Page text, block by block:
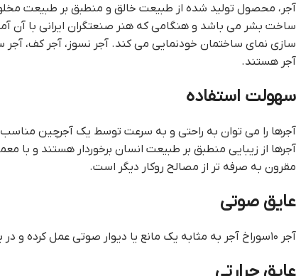
آجر، محصول تولید شده از طبیعت خالق و منطبق بر طبیعت مخلوق ، آجر ۱۰سوراخ یکی از قدیمی ترین
ساخت بشر می باشد و هنگامی که هنر صنعتگران ایرانی با آن
سازی نمای ساختمان خودنمایی می کند. آجر نسوز، آجر کف، آجر سنتی و آجر لفتون یا آجر
آجر هستند.
سهولت استفاده
آجرها را می توان به راحتی و به سرعت توسط یک آجرچین
آجرها از زیبایی منطبق بر طبیعت انسان برخوردار هستند و با معماری جاری تطابق
مقرون به صرفه تر از مصالح روکار دیگر است.
عایق صوتی
آجر ۱۰سوراخ آجر به مثابه یک مانع یا دیوار صوتی عمل کرده و در برابر امواج صوتی، مقاومت خوبی از خود نشان می دهد.